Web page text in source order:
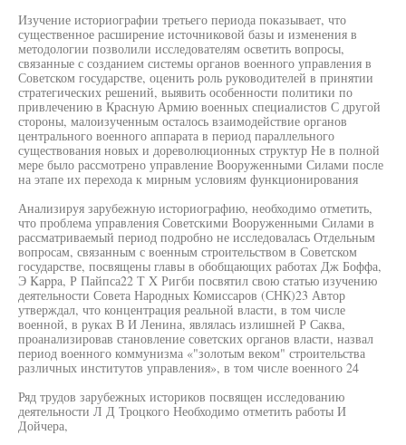
Изучение историографии третьего периода показывает, что
существенное расширение источниковой базы и изменения в
методологии позволили исследователям осветить вопросы,
связанные с созданием системы органов военного управления в
Советском государстве, оценить роль руководителей в принятии
стратегических решений, выявить особенности политики по
привлечению в Красную Армию военных специалистов С другой
стороны, малоизученным осталось взаимодействие органов
центрального военного аппарата в период параллельного
существования новых и дореволюционных структур Не в полной
мере было рассмотрено управление Вооруженными Силами после
на этапе их перехода к мирным условиям функционирования
Анализируя зарубежную историографию, необходимо отметить,
что проблема управления Советскими Вооруженными Силами в
рассматриваемый период подробно не исследовалась Отдельным
вопросам, связанным с военным строительством в Советском
государстве, посвящены главы в обобщающих работах Дж Боффа,
Э Kappa, Р Пайпса22 Т X Ригби посвятил свою статью изучению
деятельности Совета Народных Комиссаров (СНК)23 Автор
утверждал, что концентрация реальной власти, в том числе
военной, в руках В И Ленина, являлась излишней Р Саква,
проанализировав становление советских органов власти, назвал
период военного коммунизма «"золотым веком" строительства
различных институтов управления», в том числе военного 24
Ряд трудов зарубежных историков посвящен исследованию
деятельности Л Д Троцкого Необходимо отметить работы И
Дойчера,